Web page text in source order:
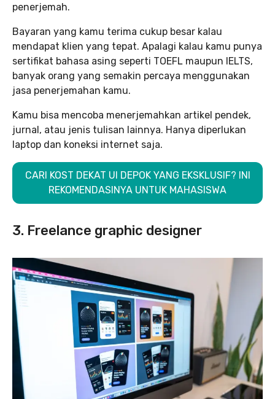
penerjemah.
Bayaran yang kamu terima cukup besar kalau
mendapat klien yang tepat. Apalagi kalau kamu punya
sertifikat bahasa asing seperti TOEFL maupun IELTS,
banyak orang yang semakin percaya menggunakan
jasa penerjemahan kamu.
Kamu bisa mencoba menerjemahkan artikel pendek,
jurnal, atau jenis tulisan lainnya. Hanya diperlukan
laptop dan koneksi internet saja.
CARI KOST DEKAT UI DEPOK YANG EKSKLUSIF? INI
REKOMENDASINYA UNTUK MAHASISWA
3. Freelance graphic designer